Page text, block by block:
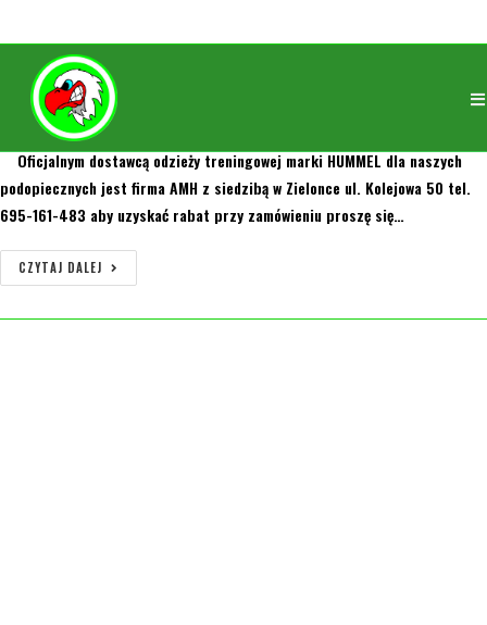
Stroje treningowe
orly 18 listopada 2018
Oficjalnym dostawcą odzieży treningowej marki HUMMEL dla naszych
podopiecznych jest firma AMH z siedzibą w Zielonce ul. Kolejowa 50 tel.
695-161-483 aby uzyskać rabat przy zamówieniu proszę się…
CZYTAJ DALEJ